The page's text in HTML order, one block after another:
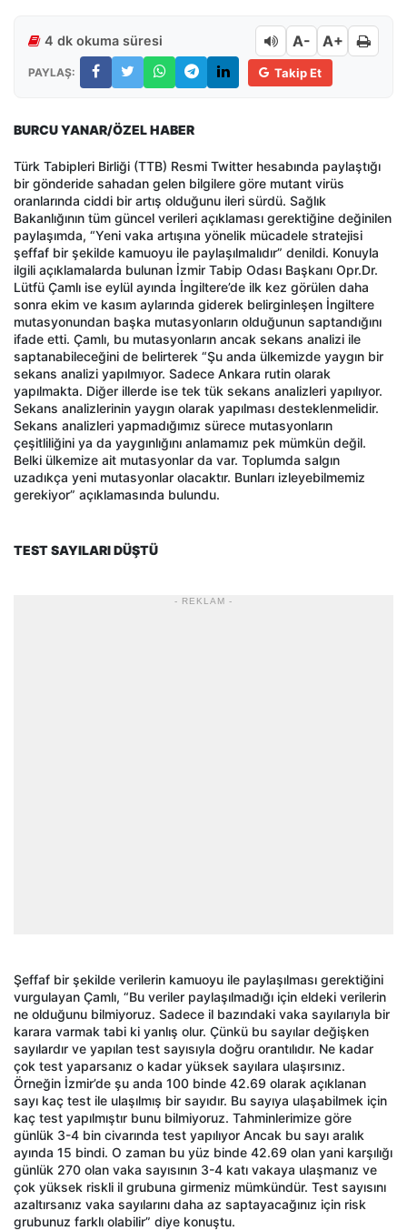
4 dk okuma süresi A- A+
PAYLAŞ: Takip Et
BURCU YANAR/ÖZEL HABER
Türk Tabipleri Birliği (TTB) Resmi Twitter hesabında paylaştığı
bir gönderide sahadan gelen bilgilere göre mutant virüs
oranlarında ciddi bir artış olduğunu ileri sürdü. Sağlık
Bakanlığının tüm güncel verileri açıklaması gerektiğine değinilen
paylaşımda, “Yeni vaka artışına yönelik mücadele stratejisi
şeffaf bir şekilde kamuoyu ile paylaşılmalıdır” denildi. Konuyla
ilgili açıklamalarda bulunan İzmir Tabip Odası Başkanı Opr.Dr.
Lütfü Çamlı ise eylül ayında İngiltere’de ilk kez görülen daha
sonra ekim ve kasım aylarında giderek belirginleşen İngiltere
mutasyonundan başka mutasyonların olduğunun saptandığını
ifade etti. Çamlı, bu mutasyonların ancak sekans analizi ile
saptanabileceğini de belirterek “Şu anda ülkemizde yaygın bir
sekans analizi yapılmıyor. Sadece Ankara rutin olarak
yapılmakta. Diğer illerde ise tek tük sekans analizleri yapılıyor.
Sekans analizlerinin yaygın olarak yapılması desteklenmelidir.
Sekans analizleri yapmadığımız sürece mutasyonların
çeşitliliğini ya da yaygınlığını anlamamız pek mümkün değil.
Belki ülkemize ait mutasyonlar da var. Toplumda salgın
uzadıkça yeni mutasyonlar olacaktır. Bunları izleyebilmemiz
gerekiyor” açıklamasında bulundu.
TEST SAYILARI DÜŞTÜ
- REKLAM -
Şeffaf bir şekilde verilerin kamuoyu ile paylaşılması gerektiğini
vurgulayan Çamlı, “Bu veriler paylaşılmadığı için eldeki verilerin
ne olduğunu bilmiyoruz. Sadece il bazındaki vaka sayılarıyla bir
karara varmak tabi ki yanlış olur. Çünkü bu sayılar değişken
sayılardır ve yapılan test sayısıyla doğru orantılıdır. Ne kadar
çok test yaparsanız o kadar yüksek sayılara ulaşırsınız.
Örneğin İzmir’de şu anda 100 binde 42.69 olarak açıklanan
sayı kaç test ile ulaşılmış bir sayıdır. Bu sayıya ulaşabilmek için
kaç test yapılmıştır bunu bilmiyoruz. Tahminlerimize göre
günlük 3-4 bin civarında test yapılıyor Ancak bu sayı aralık
ayında 15 bindi. O zaman bu yüz binde 42.69 olan yani karşılığı
günlük 270 olan vaka sayısının 3-4 katı vakaya ulaşmanız ve
çok yüksek riskli il grubuna girmeniz mümkündür. Test sayısını
azaltırsanız vaka sayılarını daha az saptayacağınız için risk
grubunuz farklı olabilir” diye konuştu.